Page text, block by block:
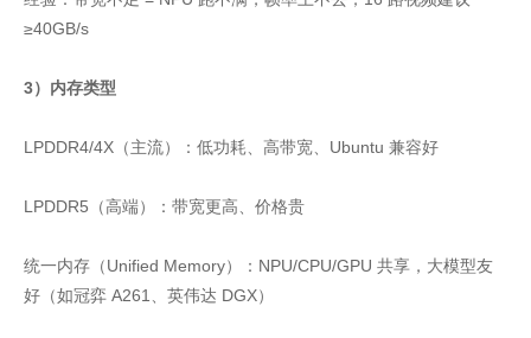
≥40GB/s
3）内存类型
LPDDR4/4X（主流）：低功耗、高带宽、Ubuntu 兼容好
LPDDR5（高端）：带宽更高、价格贵
统一内存（Unified Memory）：NPU/CPU/GPU 共享，大模型友
好（如冠弈 A261、英伟达 DGX）